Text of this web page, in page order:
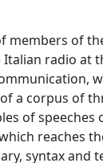
members of
radio at
a corpus of
of speeches
reaches
syntax and